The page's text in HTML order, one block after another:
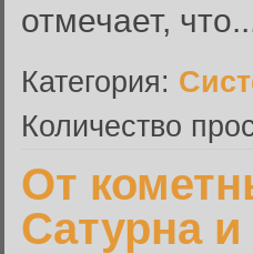
отмечает,
Категория:
Количество
От
Сатурна